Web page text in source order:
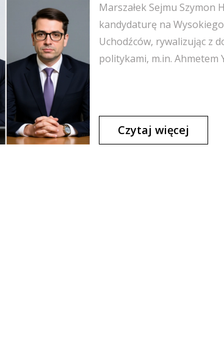
Marszałek Sejmu Szymon
kandydaturę na
Uchodźców, rywalizując z
politykami, m.in. Ahmetem
Czytaj więcej